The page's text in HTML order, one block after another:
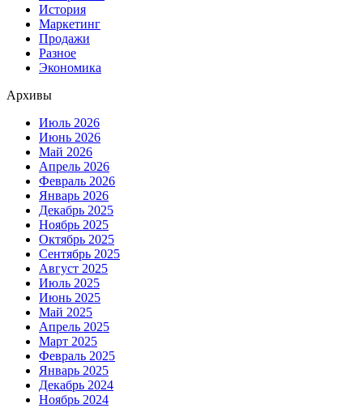
История
Маркетинг
Продажи
Разное
Экономика
Архивы
Июль 2026
Июнь 2026
Май 2026
Апрель 2026
Февраль 2026
Январь 2026
Декабрь 2025
Ноябрь 2025
Октябрь 2025
Сентябрь 2025
Август 2025
Июль 2025
Июнь 2025
Май 2025
Апрель 2025
Март 2025
Февраль 2025
Январь 2025
Декабрь 2024
Ноябрь 2024